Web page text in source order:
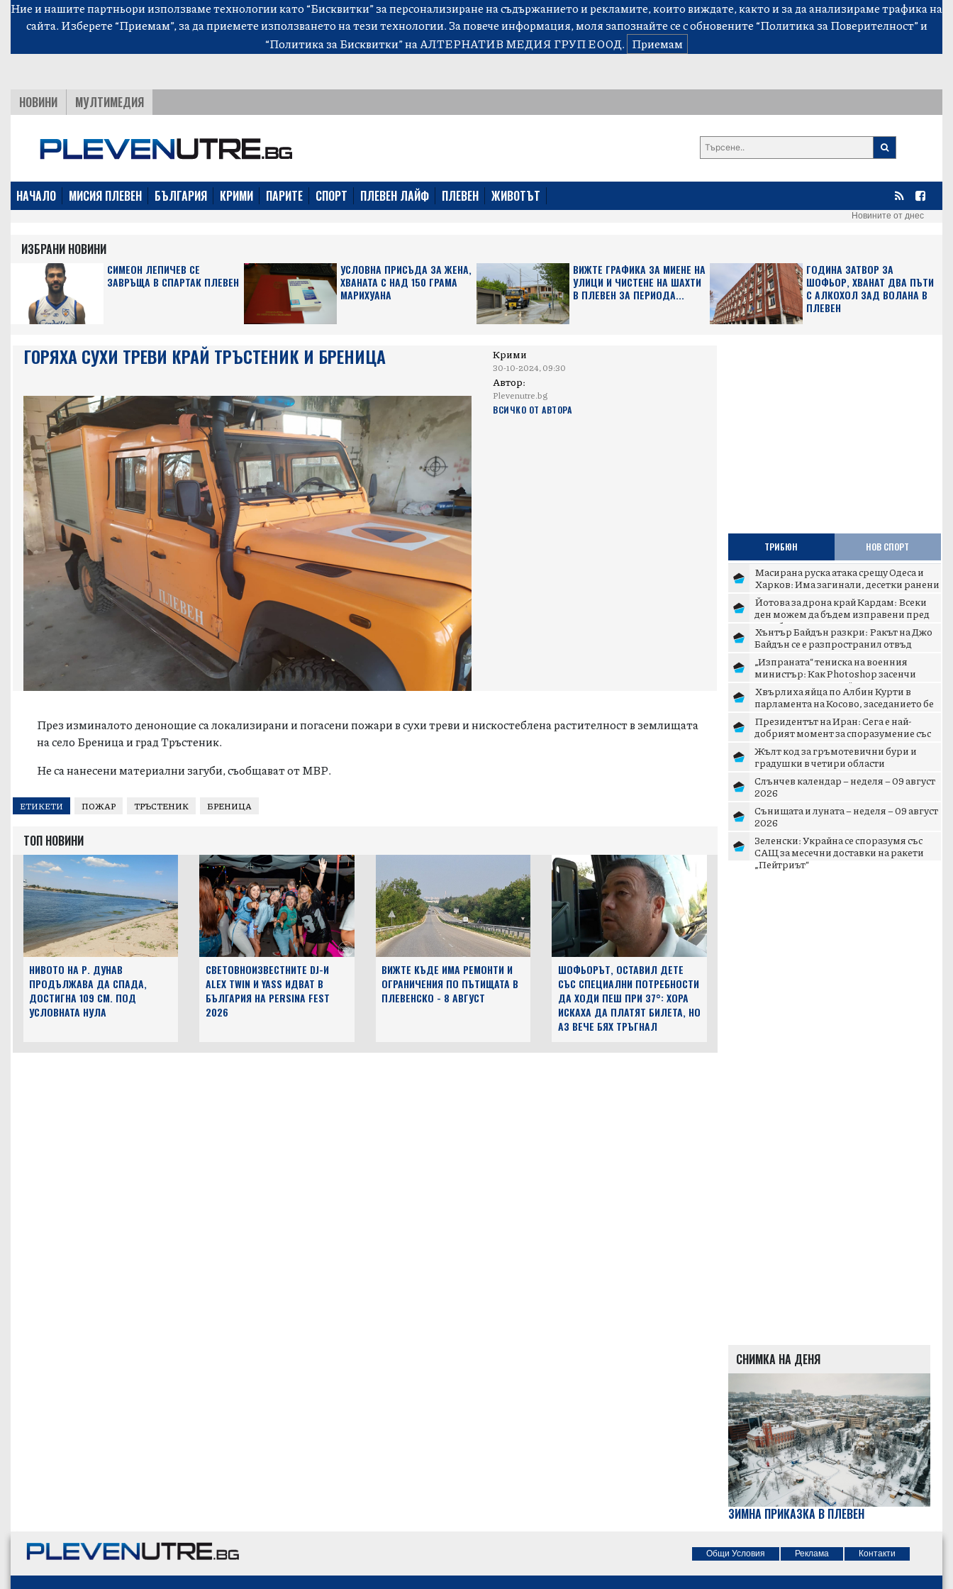
Ние и нашите партньори използваме технологии като “Бисквитки” за персонализиране на съдържанието и рекламите, които виждате, както и за да анализираме трафика на
сайта. Изберете “Приемам”, за да приемете използването на тези технологии. За повече информация, моля запознайте се с обновените“Политика за Поверителност”и
“Политика за Бисквитки”на АЛТЕРНАТИВ МЕДИЯ ГРУП ЕООД. Приемам
НОВИНИ МУЛТИМЕДИЯ
НАЧАЛО МИСИЯ ПЛЕВЕН БЪЛГАРИЯ КРИМИ ПАРИТЕ СПОРТ ПЛЕВЕН ЛАЙФ ПЛЕВЕН ЖИВОТЪТ
Новините от днес
ИЗБРАНИ НОВИНИ
СИМЕОН ЛЕПИЧЕВ СЕ
ЗАВРЪЩА В СПАРТАК ПЛЕВЕН
УСЛОВНА ПРИСЪДА ЗА ЖЕНА,
ХВАНАТА С НАД 150 ГРАМА
МАРИХУАНА
ВИЖТЕ ГРАФИКА ЗА МИЕНЕ НА
УЛИЦИ И ЧИСТЕНЕ НА ШАХТИ
В ПЛЕВЕН ЗА ПЕРИОДА...
ГОДИНА ЗАТВОР ЗА
ШОФЬОР, ХВАНАТ ДВА ПЪТИ
С АЛКОХОЛ ЗАД ВОЛАНА В
ПЛЕВЕН
ГОРЯХА СУХИ ТРЕВИ КРАЙ ТРЪСТЕНИК И БРЕНИЦА Крими
30-10-2024, 09:30
Автор:
Plevenutre.bg
ВСИЧКО ОТ АВТОРА
През изминалото денонощие са локализирани и погасени пожари в сухи треви и нискостеблена растителност в землищата
на село Бреница и град Тръстеник.
Не са нанесени материални загуби, съобщават от МВР.
ЕТИКЕТИ ПОЖАР ТРЪСТЕНИК БРЕНИЦА
ТОП НОВИНИ
НИВОТО НА Р. ДУНАВ
ПРОДЪЛЖАВА ДА СПАДА,
ДОСТИГНА 109 СМ. ПОД
УСЛОВНАТА НУЛА
СВЕТОВНОИЗВЕСТНИТЕ DJ-И
ALEX TWIN И YASS ИДВАТ В
БЪЛГАРИЯ НА PERSINA FEST
2026
ВИЖТЕ КЪДЕ ИМА РЕМОНТИ И
ОГРАНИЧЕНИЯ ПО ПЪТИЩАТА В
ПЛЕВЕНСКО - 8 АВГУСТ
ШОФЬОРЪТ, ОСТАВИЛ ДЕТЕ
СЪС СПЕЦИАЛНИ ПОТРЕБНОСТИ
ДА ХОДИ ПЕШ ПРИ 37°: ХОРА
ИСКАХА ДА ПЛАТЯТ БИЛЕТА, НО
АЗ ВЕЧЕ БЯХ ТРЪГНАЛ
ТРИБЮН НОВ СПОРТ
Масирана руска атака срещу Одеса и
Харков: Има загинали, десетки ранени
и сериозни разруше...
Йотова за дрона край Кардам: Всеки
ден можем да бъдем изправени пред
подобни инциденти
Хънтър Байдън разкри: Ракът на Джо
Байдън се е разпространил отвъд
костите
„Изпраната“ тениска на военния
министър: Как Photoshop засенчи
кризата с дрона край Кардам
Хвърлиха яйца по Албин Курти в
парламента на Косово, заседанието бе
прекъснато
Президентът на Иран: Сега е най-
добрият момент за споразумение със
САЩ
Жълт код за гръмотевични бури и
градушки в четири области
Слънчев календар – неделя – 09 август
2026
Сънищата и луната – неделя – 09 август
2026
Зеленски: Украйна се споразумя със
САЩ за месечни доставки на ракети
„Пейтриът“
СНИМКА НА ДЕНЯ
ЗИМНА ПРИКАЗКА В ПЛЕВЕН
Общи Условия Реклама Контакти